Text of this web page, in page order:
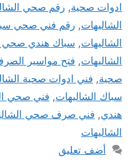
ادوات صحية, رقم صحي
الشاليهات, رقم فني صحي
الشاليهات, سباك هندي صحي
الشاليهات, فتح مواسير
صحية, فني ادوات صحية
سباك الشاليهات, فني صحي
هندي, فني صرف صحي
الشاليهات
أضف تعليق